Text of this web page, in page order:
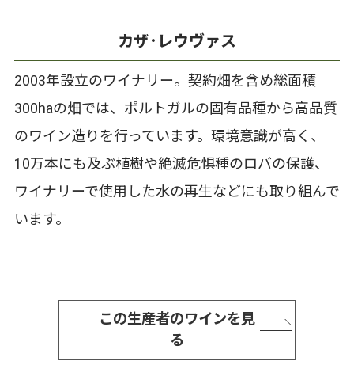
カザ･レウヴァス
2003年設立のワイナリー。契約畑を含め総面積
300haの畑では、ポルトガルの固有品種から高品質
のワイン造りを行っています。環境意識が高く、
10万本にも及ぶ植樹や絶滅危惧種のロバの保護、
ワイナリーで使用した水の再生などにも取り組んで
います。
この生産者のワインを見
る